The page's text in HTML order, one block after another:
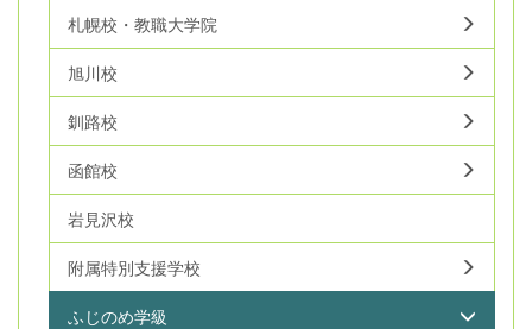
札幌校・教職大学院
旭川校
釧路校
函館校
岩見沢校
附属特別支援学校
ふじのめ学級